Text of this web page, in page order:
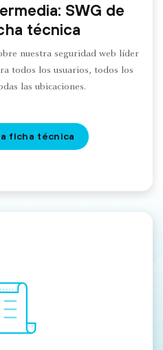
SWG de
técnica
nuestra seguridad web líder
todos los usuarios, todos los
las ubicaciones.
ficha técnica